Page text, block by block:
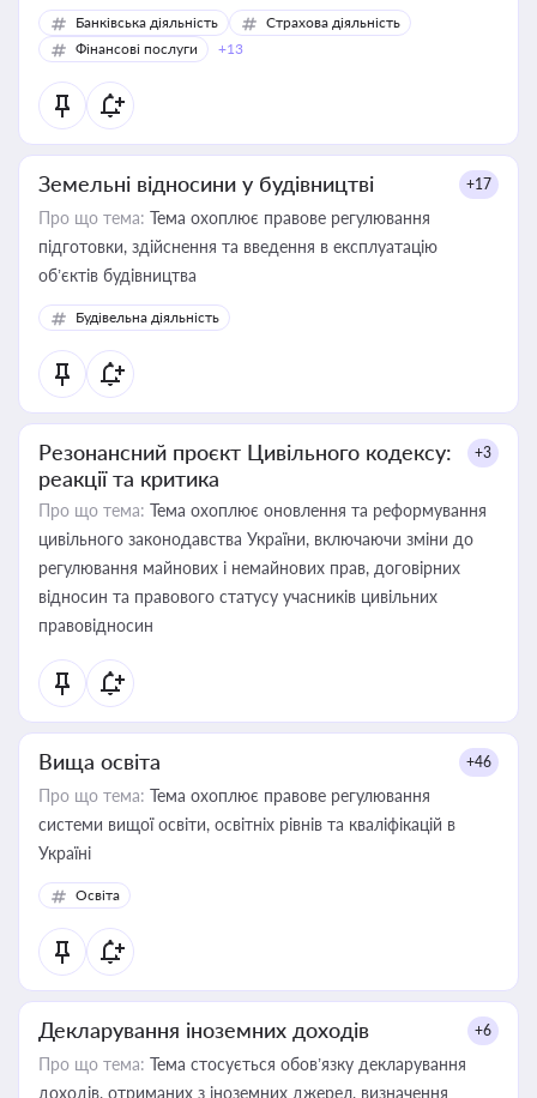
Банківська діяльність
Страхова діяльність
Фінансові послуги
+13
Земельні відносини у будівництві +17
Про що тема: Тема охоплює правове регулювання
підготовки, здійснення та введення в експлуатацію
об’єктів будівництва
Будівельна діяльність
Резонансний проєкт Цивільного кодексу:
реакції та критика
+3
Про що тема: Тема охоплює оновлення та реформування
цивільного законодавства України, включаючи зміни до
регулювання майнових і немайнових прав, договірних
відносин та правового статусу учасників цивільних
правовідносин
Вища освіта +46
Про що тема: Тема охоплює правове регулювання
системи вищої освіти, освітніх рівнів та кваліфікацій в
Україні
Освіта
Декларування іноземних доходів +6
Про що тема: Тема стосується обов’язку декларування
доходів, отриманих з іноземних джерел, визначення